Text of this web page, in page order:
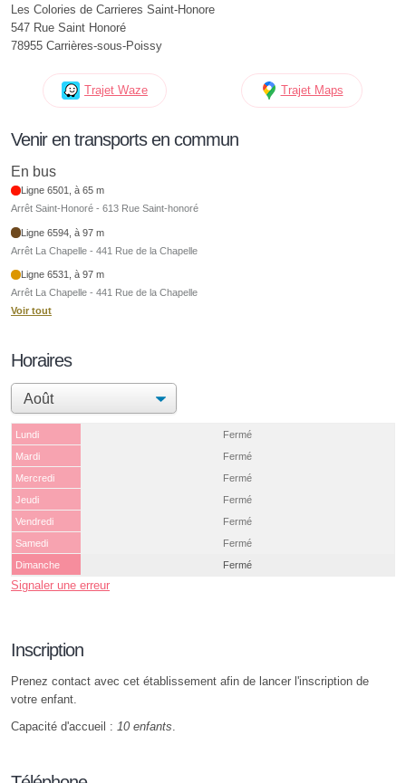
Les Colories de Carrieres Saint-Honore
547 Rue Saint Honoré
78955 Carrières-sous-Poissy
Trajet Waze Trajet Maps
Venir en transports en commun
En bus
Ligne 6501, à 65 m
Arrêt Saint-Honoré - 613 Rue Saint-honoré
Ligne 6594, à 97 m
Arrêt La Chapelle - 441 Rue de la Chapelle
Ligne 6531, à 97 m
Arrêt La Chapelle - 441 Rue de la Chapelle
Voir tout
Horaires
Lundi
Fermé
Mardi
Fermé
Mercredi
Fermé
Jeudi
Fermé
Vendredi
Fermé
Samedi
Fermé
Dimanche
Fermé
Signaler une erreur
Inscription
Prenez contact avec cet établissement afin de lancer l'inscription de
votre enfant.
Capacité d'accueil : 10 enfants